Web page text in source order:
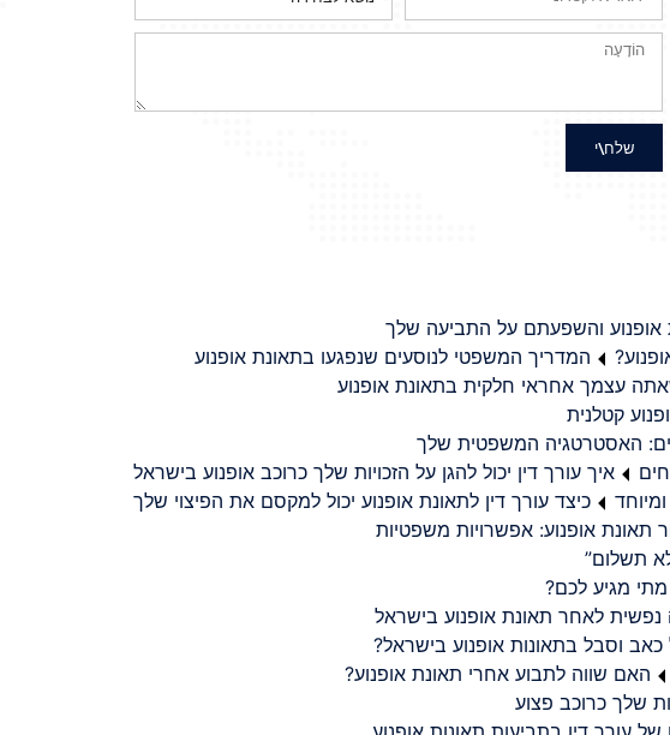
שלח\י
והשפעתם על התביעה שלך
המדריך המשפטי לנוסעים שנפגעו בתאונת אופנוע
עצמך אחראי חלקית בתאונת אופנוע
קטלנית
האסטרטגיה המשפטית שלך
איך עורך דין יכול להגן על הזכויות שלך כרוכב אופנוע בישראל
כיצד עורך דין לתאונת אופנוע יכול למקסם את הפיצוי שלך
תאונת אופנוע: אפשרויות משפטיות
תשלום”
מתי מגיע לכם?
נפשית לאחר תאונת אופנוע בישראל
כאב וסבל בתאונות אופנוע בישראל?
האם שווה לתבוע אחרי תאונת אופנוע?
שלך כרוכב פצוע